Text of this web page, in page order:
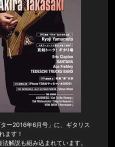
ー2016年6月号」に、ギタリス
ます！
解説も組み込まれています。